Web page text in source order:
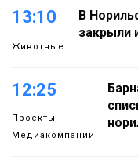
13:10
Животные
В
закрыли
12:25
Проекты
Медиакомпании